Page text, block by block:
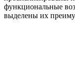
функциональные
выделены их